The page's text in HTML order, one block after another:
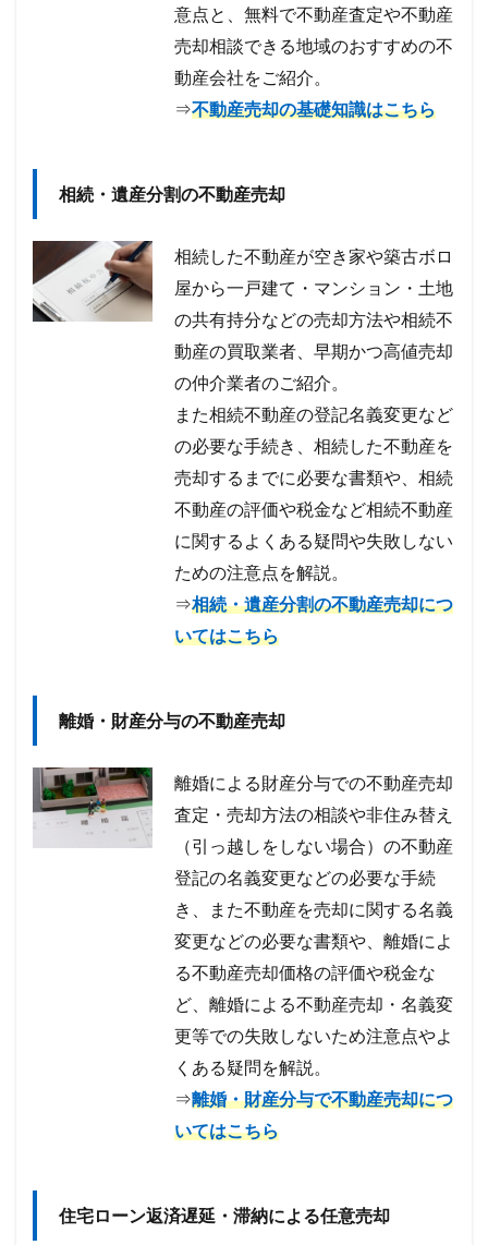
意点と、無料で不動産査定や不動産
売却相談できる地域のおすすめの不
動産会社をご紹介。
⇒不動産売却の基礎知識はこちら
相続・遺産分割の不動産売却
相続した不動産が空き家や築古ボロ
屋から一戸建て・マンション・土地
の共有持分などの売却方法や相続不
動産の買取業者、早期かつ高値売却
の仲介業者のご紹介。
また相続不動産の登記名義変更など
の必要な手続き、相続した不動産を
売却するまでに必要な書類や、相続
不動産の評価や税金など相続不動産
に関するよくある疑問や失敗しない
ための注意点を解説。
⇒相続・遺産分割の不動産売却につ
いてはこちら
離婚・財産分与の不動産売却
離婚による財産分与での不動産売却
査定・売却方法の相談や非住み替え
（引っ越しをしない場合）の不動産
登記の名義変更などの必要な手続
き、また不動産を売却に関する名義
変更などの必要な書類や、離婚によ
る不動産売却価格の評価や税金な
ど、離婚による不動産売却・名義変
更等での失敗しないため注意点やよ
くある疑問を解説。
⇒離婚・財産分与で不動産売却につ
いてはこちら
住宅ローン返済遅延・滞納による任意売却